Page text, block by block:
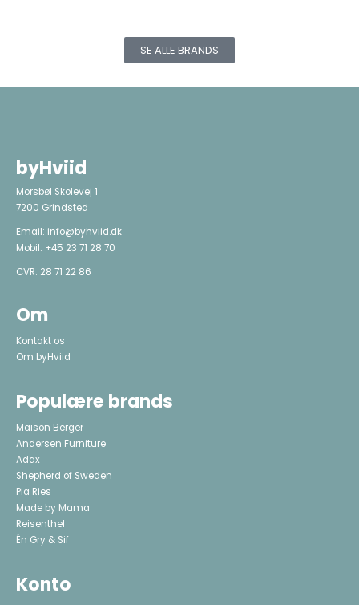
SE ALLE BRANDS
byHviid
Morsbøl Skolevej 1
7200 Grindsted
Email: info@byhviid.dk
Mobil: +45 23 71 28 70
CVR: 28 71 22 86
Om
Kontakt os
Om byHviid
Populære brands
Maison Berger
Andersen Furniture
Adax
Shepherd of Sweden
Pia Ries
Made by Mama
Reisenthel
Én Gry & Sif
Konto